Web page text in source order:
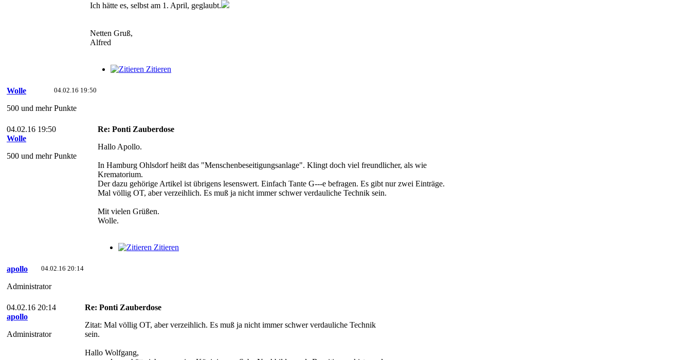
Ich hätte es, selbst am 1. April, geglaubt.
Netten Gruß,
Alfred
Zitieren
04.02.16 19:50
Wolle
500 und mehr Punkte
04.02.16 19:50
Wolle
500 und mehr Punkte
Re: Ponti Zauberdose
Hallo Apollo.
In Hamburg Ohlsdorf heißt das "Menschenbeseitigungsanlage". Klingt doch viel freundlicher, als wie
Krematorium.
Der dazu gehörige Artikel ist übrigens lesenswert. Einfach Tante G---e befragen. Es gibt nur zwei Einträge.
Mal völlig OT, aber verzeihlich. Es muß ja nicht immer schwer verdauliche Technik sein.
Mit vielen Grüßen.
Wolle.
Zitieren
04.02.16 20:14
apollo
Administrator
04.02.16 20:14
apollo
Administrator
Re: Ponti Zauberdose
Zitat: Mal völlig OT, aber verzeihlich. Es muß ja nicht immer schwer verdauliche Technik
sein.
Hallo Wolfgang,